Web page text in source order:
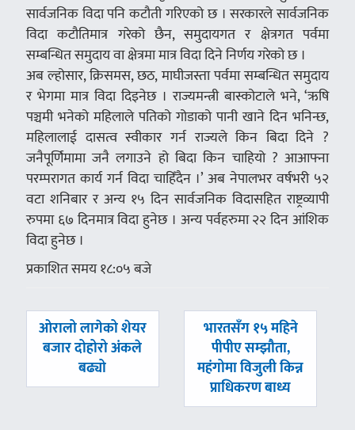
सार्वजनिक विदा पनि कटौती गरिएको छ । सरकारले सार्वजनिक
विदा कटौतिमात्र गरेको छैन, समुदायगत र क्षेत्रगत पर्वमा
सम्बन्धित समुदाय वा क्षेत्रमा मात्र विदा दिने निर्णय गरेको छ ।
अब ल्होसार, क्रिसमस, छठ, माघीजस्ता पर्वमा सम्बन्धित समुदाय
र भेगमा मात्र विदा दिइनेछ । राज्यमन्त्री बास्कोटाले भने, ‘ऋषि
पञ्चमी भनेको महिलाले पतिको गोडाको पानी खाने दिन भनिन्छ,
महिलालाई दासत्व स्वीकार गर्न राज्यले किन बिदा दिने ?
जनैपूर्णिमामा जनै लगाउने हो बिदा किन चाहियो ? आआफ्ना
परम्परागत कार्य गर्न विदा चाहिँदैन ।’ अब नेपालभर वर्षभरी ५२
वटा शनिबार र अन्य १५ दिन सार्वजनिक विदासहित राष्ट्रव्यापी
रुपमा ६७ दिनमात्र विदा हुनेछ । अन्य पर्वहरुमा २२ दिन आंशिक
विदा हुनेछ ।
प्रकाशित समय १८:०५ बजे
पछिल्लाे
ओरालो लागेको शेयर
बजार दोहोरो अंकले
बढ्यो
अघिल्लाे
भारतसँग १५ महिने
पीपीए सम्झौता,
महंगोमा विजुली किन्न
प्राधिकरण बाध्य